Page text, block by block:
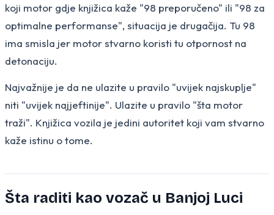
koji motor gdje knjižica kaže "98 preporučeno" ili "98 za
optimalne performanse", situacija je drugačija. Tu 98
ima smisla jer motor stvarno koristi tu otpornost na
detonaciju.
Najvažnije je da ne ulazite u pravilo "uvijek najskuplje"
niti "uvijek najjeftinije". Ulazite u pravilo "šta motor
traži". Knjižica vozila je jedini autoritet koji vam stvarno
kaže istinu o tome.
Šta raditi kao vozač u Banjoj Luci